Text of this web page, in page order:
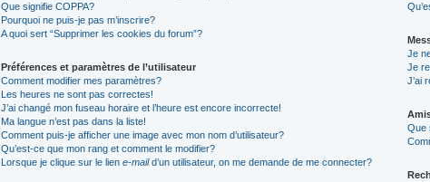
Que signifie COPPA?
Pourquoi ne puis-je pas m’inscrire?
A quoi sert “Supprimer les cookies du forum”?
Préférences et paramètres de l’utilisateur
Comment modifier mes paramètres?
Les heures ne sont pas correctes!
J’ai changé mon fuseau horaire et l’heure est encore incorrecte!
Ma langue n’est pas dans la liste!
Comment puis-je afficher une image avec mon nom d’utilisateur?
Qu’est-ce que mon rang et comment le modifier?
Lorsque je clique sur le lien e-maild’un utilisateur, on me demande de me connecter?
Je
Je
J’ai
Que